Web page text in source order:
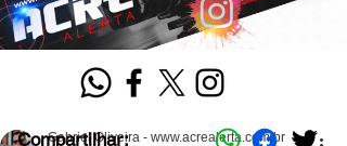
Gabriel Oliveira - www.acrealerta.com.br
Compartilhar: